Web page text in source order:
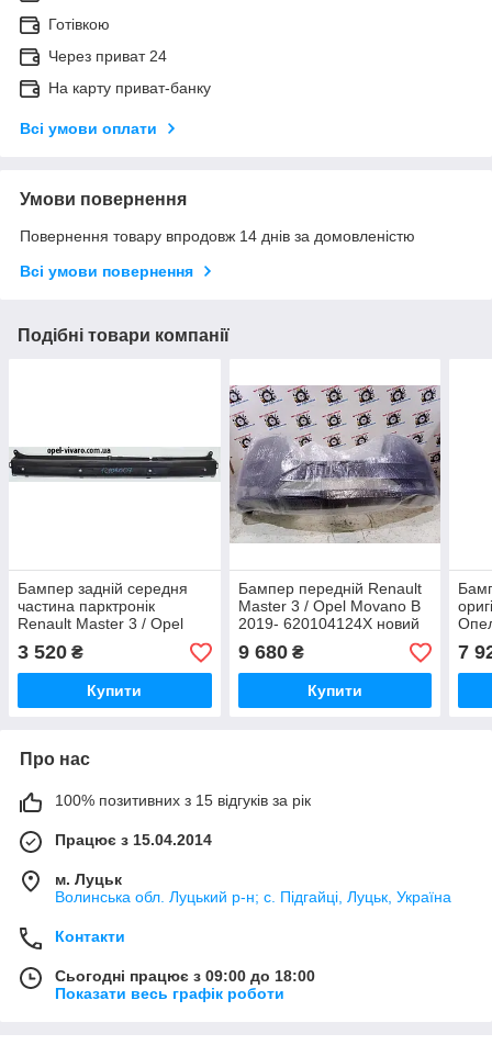
Готівкою
Через приват 24
На карту приват-банку
Всі умови оплати
Умови повернення
Повернення товару впродовж 14 днів за домовленістю
Всі умови повернення
Подібні товари компанії
Бампер задній середня
частина парктронік
Renault Master 3 / Opel
Movano B 2003820,
850220011R (Рено Мастер
3 / Опель Мовано B)
3 520 ₴
Купити
Бампер передній Renault
Master 3 / Opel Movano B
2019- 620104124X новий
оригінал (Рено Мастер 3 /
Опель Мовано B)
9 680₴
Купити
7
Про нас
100% позитивних з 15 відгуків за рік
Працює з 15.04.2014
м. Луцьк
Волинська обл. Луцький р-н; с. Підгайці, Луцьк, Україна
Контакти
Сьогодні працює з 09:00 до 18:00
Показати весь графік роботи